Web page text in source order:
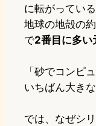
に転がってい
地球の地殻の
で2番目に多い
「砂でコンピ
いちばん大きな
では、なぜシ